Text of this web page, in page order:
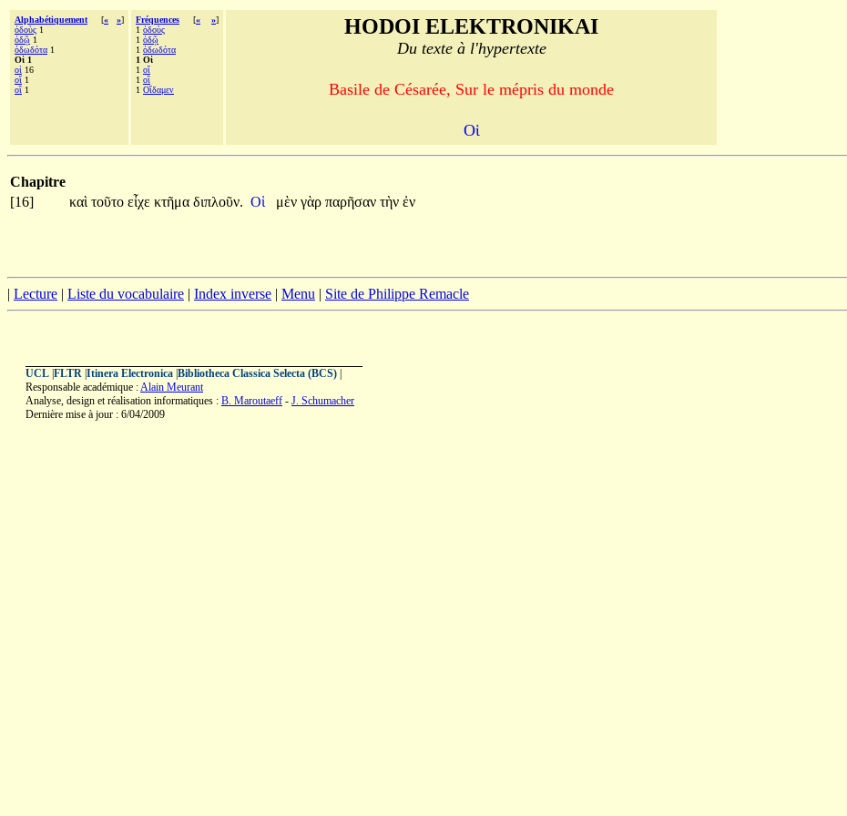
Alphabétiquement [« »]
ὁδοὺς 1
ὁδῷ 1
ὀδωδότα 1
Οἱ 1
οἱ 16
οἵ 1
οἳ 1
Fréquences [« »]
1 ὁδοὺς
1 ὁδῷ
1 ὀδωδότα
1 Οἱ
1 οἵ
1 οἳ
1 Οἴδαμεν
HODOI ELEKTRONIKAI
Du texte à l'hypertexte
Basile de Césarée, Sur le mépris du monde
Οἱ
Chapitre
[16]
καὶ τοῦτο εἶχε κτῆμα διπλοῦν. Οἱ μὲν γὰρ παρῆσαν τὴν ἐν
| Lecture | Liste du vocabulaire | Index inverse | Menu | Site de Philippe Remacle
UCL FLTR Itinera Electronica Bibliotheca Classica Selecta (BCS)
Responsable académique :Alain Meurant
Analyse, design et réalisation informatiques : B. Maroutaeff - J. Schumacher
Dernière mise à jour : 6/04/2009